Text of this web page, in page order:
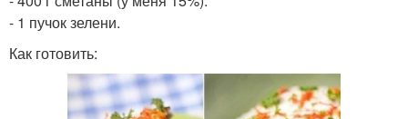
- 1 пучок зелени.
Как готовить: